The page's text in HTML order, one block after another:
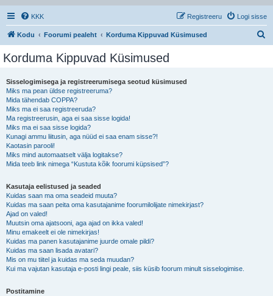
KKK Logi sisse
Registreeru
Kodu Foorumi pealeht Korduma Kippuvad Küsimused
Korduma Kippuvad Küsimused
Sisselogimisega ja registreerumisega seotud küsimused
Miks ma pean üldse registreeruma?
Mida tähendab COPPA?
Miks ma ei saa registreeruda?
Ma registreerusin, aga ei saa sisse logida!
Miks ma ei saa sisse logida?
Kunagi ammu liitusin, aga nüüd ei saa enam sisse?!
Kaotasin parooli!
Miks mind automaatselt välja logitakse?
Mida teeb link nimega “Kustuta kõik foorumi küpsised”?
Kasutaja eelistused ja seaded
Kuidas saan ma oma seadeid muuta?
Kuidas ma saan peita oma kasutajanime foorumilolijate nimekirjast?
Ajad on valed!
Muutsin oma ajatsooni, aga ajad on ikka valed!
Minu emakeelt ei ole nimekirjas!
Kuidas ma panen kasutajanime juurde omale pildi?
Kuidas ma saan lisada avatari?
Mis on mu tiitel ja kuidas ma seda muudan?
Kui ma vajutan kasutaja e-posti lingi peale, siis küsib foorum minult sisselogimise.
Postitamine